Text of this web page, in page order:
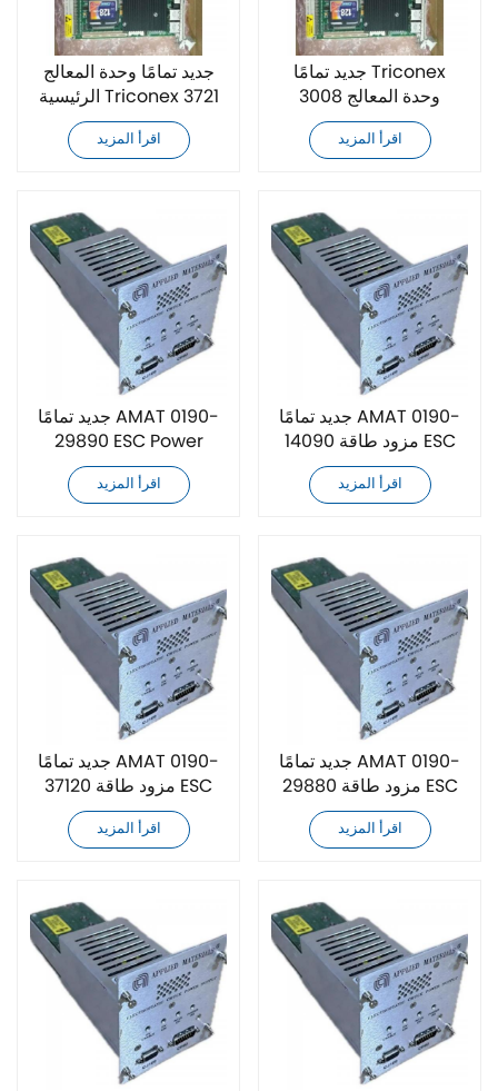
جديد تمامًا وحدة المعالج
الرئيسية Triconex 3721
اقرأ المزيد
جديد تمامًا Triconex
3008 وحدة المعالج
الرئيسية
اقرأ المزيد
جديد تمامًا AMAT 0190-
29890 ESC Power
Supply
اقرأ المزيد
جديد تمامًا AMAT 0190-
14090 مزود طاقة ESC
اقرأ المزيد
جديد تمامًا AMAT 0190-
37120 مزود طاقة ESC
اقرأ المزيد
جديد تمامًا AMAT 0190-
29880 مزود طاقة ESC
اقرأ المزيد